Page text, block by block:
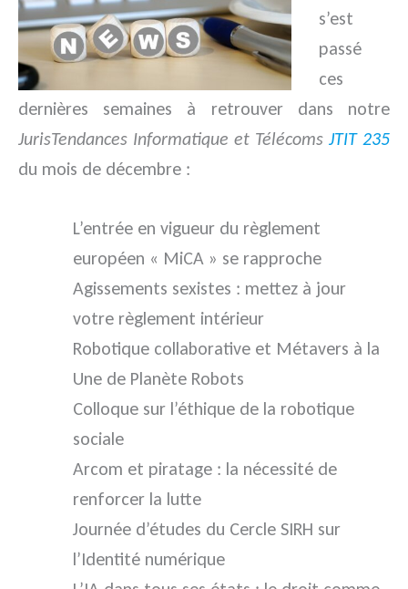
s’est
passé
ces
dernières semaines à retrouver dans notre
JurisTendances Informatique et Télécoms JTIT 235
du mois de décembre :
L’entrée en vigueur du règlement
européen « MiCA » se rapproche
Agissements sexistes : mettez à jour
votre règlement intérieur
Robotique collaborative et Métavers à la
Une de Planète Robots
Colloque sur l’éthique de la robotique
sociale
Arcom et piratage : la nécessité de
renforcer la lutte
Journée d’études du Cercle SIRH sur
l’Identité numérique